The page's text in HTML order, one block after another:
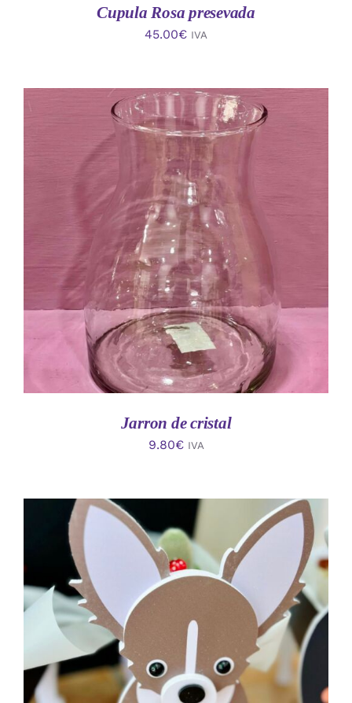
Cupula Rosa presevada
45.00€ IVA
AÑADIR AL CARRITO
DETALLES
Jarron de cristal
9.80€ IVA
AÑADIR AL CARRITO
DETALLES